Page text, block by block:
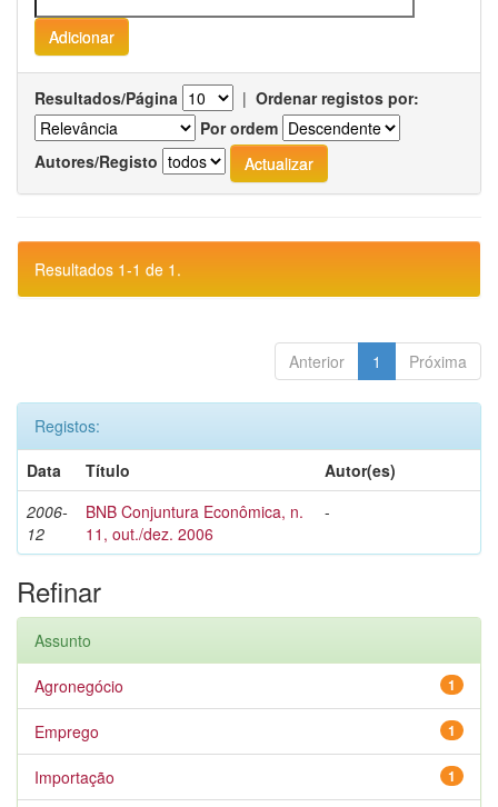
Resultados/Página | Ordenar registos por:
Por ordem
Autores/Registo
Resultados 1-1 de 1.
Anterior 1 Próxima
Registos:
Data
Título
Autor(es)
2006-
12
BNB Conjuntura Econômica, n.
11, out./dez. 2006
-
Refinar
Assunto
1
Agronegócio
1
Emprego
1
Importação